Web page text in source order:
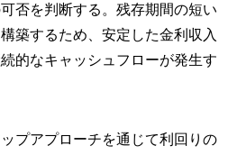
否を判断する。残存期間の短い
築するため、安定した金利収入
的なキャッシュフローが発生す
プアプローチを通じて利回りの